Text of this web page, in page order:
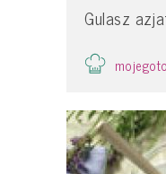
Gulasz